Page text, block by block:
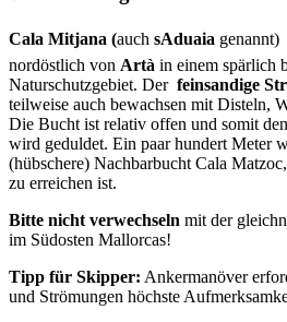
Cala Mitjana (auch sAduaia
nordöstlich von Artà in einem spärlich
Naturschutzgebiet. Der feinsandige
teilweise auch bewachsen mit Disteln,
Die Bucht ist relativ offen und somit
wird geduldet. Ein paar hundert Meter
(hübschere) Nachbarbucht Cala
zu erreichen ist.
Bitte nicht verwechseln mit der
im Südosten Mallorcas!
Tipp für Skipper: Ankermanöver
und Strömungen höchste